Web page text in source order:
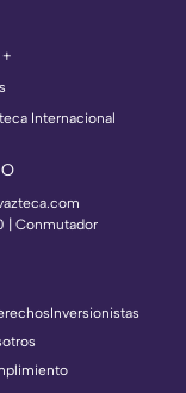
+
Internacional
| Conmutador
Inversionistas